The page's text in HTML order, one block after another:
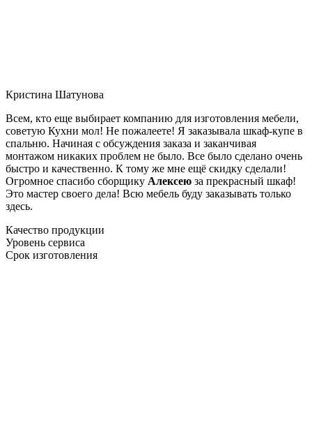
Кристина Шатунова
Всем, кто еще выбирает компанию для изготовления мебели,
советую Кухни мол! Не пожалеете! Я заказывала шкаф-купе в
спальню. Начиная с обсуждения заказа и заканчивая
монтажом никаких проблем не было. Все было сделано очень
быстро и качественно. К тому же мне ещё скидку сделали!
Огромное спасибо сборщику Алексею за прекрасный шкаф!
Это мастер своего дела! Всю мебель буду заказывать только
здесь.
Качество продукции
Уровень сервиса
Срок изготовления